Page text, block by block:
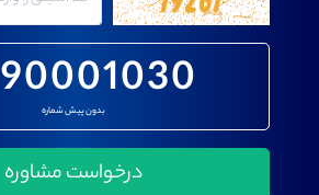
90001030
بدون پیش شماره